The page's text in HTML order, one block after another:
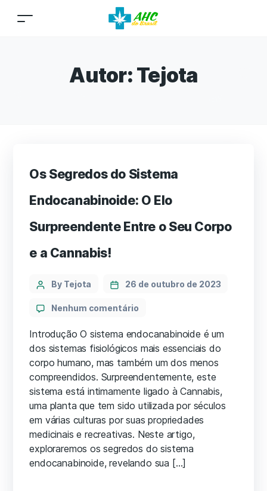
Autor:Tejota
Os Segredos do Sistema
Endocanabinoide: O Elo
Surpreendente Entre o Seu Corpo
e a Cannabis!
Categories
PostBy Tejota 26 de outubro de 2023
Nenhum comentárioem
Segredos
Sistema
Endocanabinoide:
O
Elo
Surpreendente
Entre
o
Seu
e
Introdução O sistema endocanabinoide é um
dos sistemas fisiológicos mais essenciais do
corpo humano, mas também um dos menos
compreendidos. Surpreendentemente, este
sistema está intimamente ligado à Cannabis,
uma planta que tem sido utilizada por séculos
em várias culturas por suas propriedades
medicinais e recreativas. Neste artigo,
exploraremos os segredos do sistema
endocanabinoide, revelando sua […]